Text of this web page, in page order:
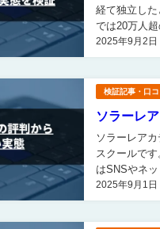
2025年9月2日
経て独立した
では20万人
ます。
検証記事・口
ソラーレ
2025年9月1日
ソラーレア
スクールです。 一定の運営実績はあり老舗のイメージがあるソラーレアカデミ
はSNSやネ